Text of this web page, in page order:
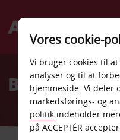
Welcome
AvisBilleje Utah
Vores cookie-
Vi bruger cookies til
analyser og til at
hjemmeside. Vi deler
markedsførings- og
politik indeholder
på ACCEPTÉR